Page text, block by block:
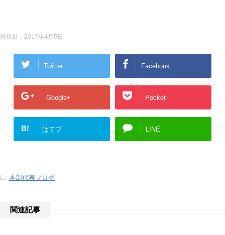
投稿日： 2017年4月5日
Twitter Facebook
Google+ Pocket
B! はてブ LINE
-本部代表ブログ
関連記事